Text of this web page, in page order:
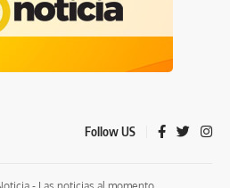
Follow US